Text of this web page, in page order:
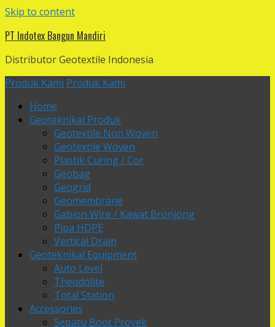
Skip to content
PT Indotex Bangun Mandiri
Distributor Geotextile Indonesia
Produk Kami Produk Kami
Home
Geoteknikal Produk
Geotextile Non Woven
Geotextile Woven
Plastik Curing / Cor
Geobag
Geogrid
Geomembrane
Gabion Wire / Kawat Bronjong
Pipa HDPE
Vertical Drain
Geoteknikal Equipment
Auto Level
Theodolite
Total Station
Accessories
Sepatu Boot Proyek